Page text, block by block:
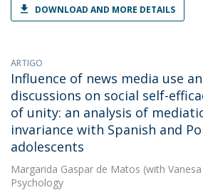
DOWNLOAD AND MORE DETAILS
ARTIGO
Influence of news media use
discussions on social self-
of unity: an analysis of
invariance with Spanish and
adolescents
Margarida Gaspar de Matos (with
Psychology